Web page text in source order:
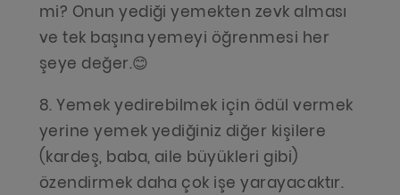
mi? Onun yediği yemekten zevk alması
ve tek başına yemeyi öğrenmesi her
şeye değer.😊
8. Yemek yedirebilmek için ödül vermek
yerine yemek yediğiniz diğer kişilere
(kardeş, baba, aile büyükleri gibi)
özendirmek daha çok işe yarayacaktır.